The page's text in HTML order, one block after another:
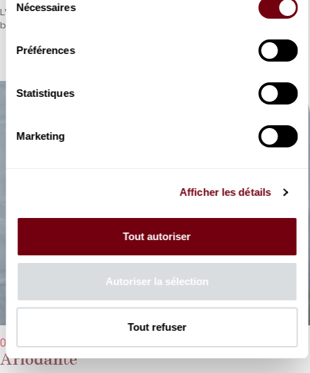
du
consentement
Nécessaires
Préférences
Statistiques
Marketing
Afficher les détails
Tout autoriser
Autoriser la sélection
Tout refuser
L’un des plus beaux portraits féminins Haendéliens sous la
baguette de Philippe Jaroussky.
Ariodante
07/06/2026 - 17h00